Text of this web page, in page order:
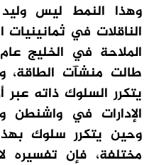
وهذا النمط ليس
الناقلات في
طالت منشآت الطاقة،
يتكرر السلوك ذاته عبر
الإدارات في
وحين يتكرر سلوك
مختلفة، فإن تفسيره